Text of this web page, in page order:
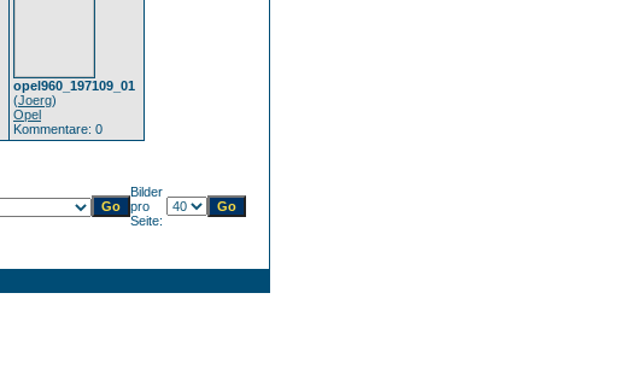
opel960_197109_01
(Joerg)
Opel
Kommentare: 0
Bilder
pro
Seite: